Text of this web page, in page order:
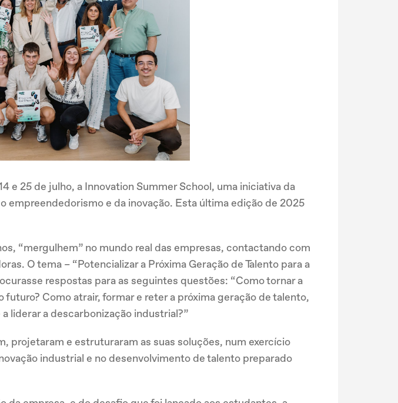
e 25 de julho, a Innovation Summer School, uma iniciativa da
empreendedorismo e da inovação. Esta última edição de 2025
“mergulhem” no mundo real das empresas, contactando com
O tema – “Potencializar a Próxima Geração de Talento para a
respostas para as seguintes questões: “Como tornar a
Como atrair, formar e reter a próxima geração de talento,
liderar a descarbonização industrial?”
projetaram e estruturaram as suas soluções, num exercício
industrial e no desenvolvimento de talento preparado